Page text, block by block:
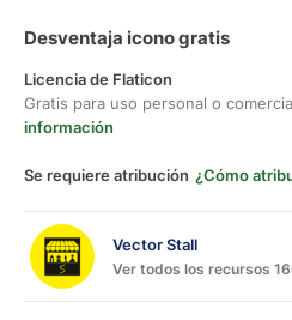
Desventaja icono gratis
Licencia de Flaticon
Gratis para uso personal o
información
Se requiere atribución ¿Cómo
Vector Stall
Ver todos los recursos